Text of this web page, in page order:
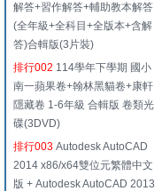
解答+習作解答+輔助教本解答
(全年級+全科目+全版本+含解
答)合輯版(3片裝)
排行002 114學年下學期 國小
南一蘋果卷+翰林黑貓卷+康軒
隱藏卷 1-6年級 合輯版 卷類光
碟(3DVD)
排行003 Autodesk AutoCAD
2014 x86/x64雙位元繁體中文
版 + Autodesk AutoCAD 2013